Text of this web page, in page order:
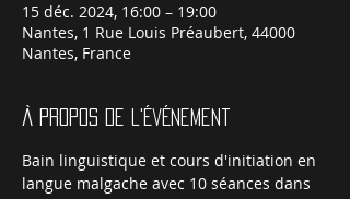
15 déc. 2024, 16:00 – 19:00
Nantes, 1 Rue Louis Préaubert, 44000
Nantes, France
À propos de l'événement
Bain linguistique et cours d'initiation en
langue malgache avec 10 séances dans